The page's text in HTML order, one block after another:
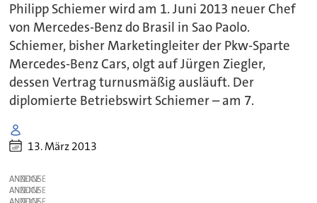
Philipp Schiemer wird am 1. Juni 2013 neuer Chef
von Mercedes-Benz do Brasil in Sao Paolo.
Schiemer, bisher Marketingleiter der Pkw-Sparte
Mercedes-Benz Cars, olgt auf Jürgen Ziegler,
dessen Vertrag turnusmäßig ausläuft. Der
diplomierte Betriebswirt Schiemer – am 7.
13. März 2013
ANZEIGE
ANZEIGE